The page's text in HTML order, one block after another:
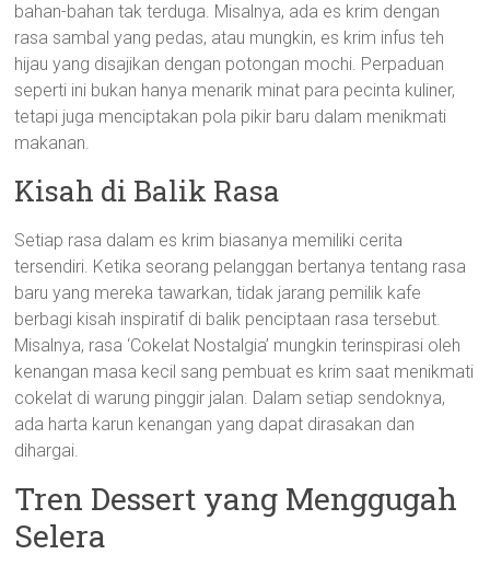
bahan-bahan tak terduga. Misalnya, ada es krim dengan
rasa sambal yang pedas, atau mungkin, es krim infus teh
hijau yang disajikan dengan potongan mochi. Perpaduan
seperti ini bukan hanya menarik minat para pecinta kuliner,
tetapi juga menciptakan pola pikir baru dalam menikmati
makanan.
Kisah di Balik Rasa
Setiap rasa dalam es krim biasanya memiliki cerita
tersendiri. Ketika seorang pelanggan bertanya tentang rasa
baru yang mereka tawarkan, tidak jarang pemilik kafe
berbagi kisah inspiratif di balik penciptaan rasa tersebut.
Misalnya, rasa ‘Cokelat Nostalgia’ mungkin terinspirasi oleh
kenangan masa kecil sang pembuat es krim saat menikmati
cokelat di warung pinggir jalan. Dalam setiap sendoknya,
ada harta karun kenangan yang dapat dirasakan dan
dihargai.
Tren Dessert yang Menggugah
Selera